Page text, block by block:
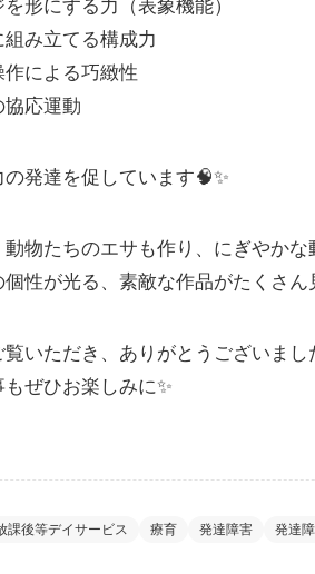
を形にする力（表象機能）
組み立てる構成力
作による巧緻性
協応運動
の発達を促しています🧠✨
動物たちのエサも作り、にぎやかな
個性が光る、素敵な作品がたくさ
いただき、ありがとうございまし
ぜひお楽しみに✨
課後等デイサービス 療育 発達障害 発達